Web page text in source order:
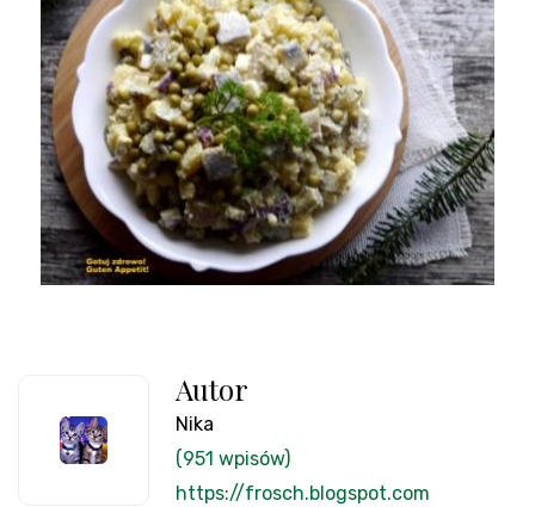
Autor
Nika
(951 wpisów)
https://frosch.blogspot.com